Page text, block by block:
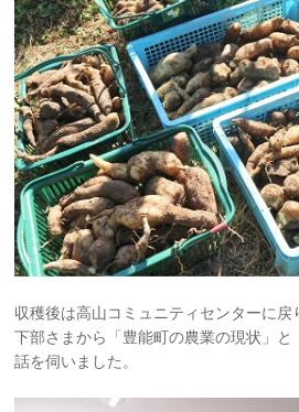
収穫後は高山コミュニティセンターに戻
下部さまから「豊能町の農業の現状」と
話を伺いました。